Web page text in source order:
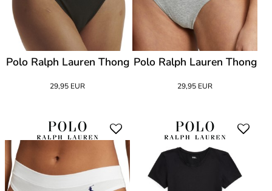
Polo Ralph Lauren Thong
29,95 EUR
Polo Ralph Lauren Thong
29,95 EUR